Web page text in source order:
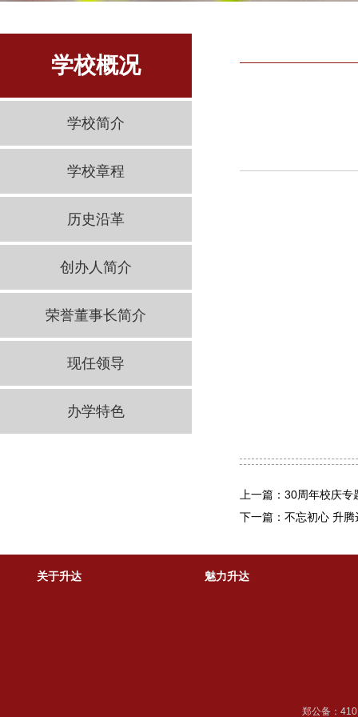
学校概况
学校简介
学校章程
历史沿革
创办人简介
荣誉董事长简介
现任领导
办学特色
上一篇：30周年校庆专
下一篇：不忘初心 升腾
关于升达 魅力升达
郑公备：